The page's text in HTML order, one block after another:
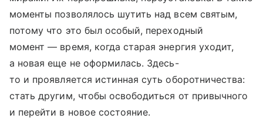
моменты позволялось шутить над всем святым,
потому что это был особый, переходный
момент — время, когда старая энергия уходит,
а новая еще не оформилась. Здесь-
то и проявляется истинная суть оборотничества:
стать другим, чтобы освободиться от привычного
и перейти в новое состояние.